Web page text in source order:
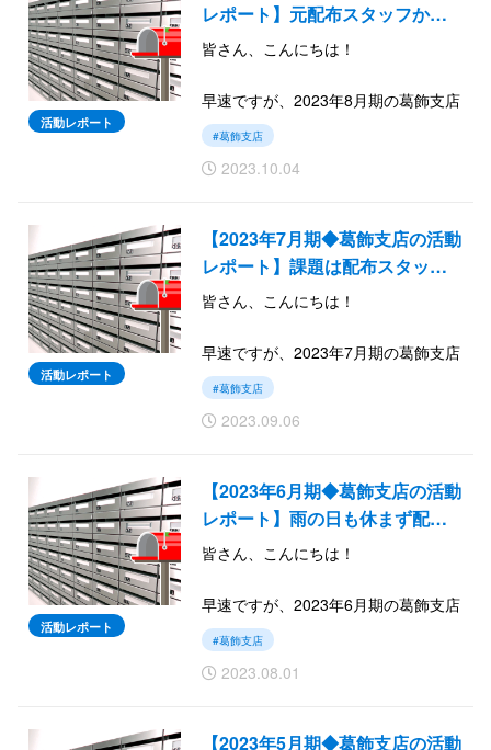
活動レポート
レポート】元配布スタッフか…
皆さん、こんにちは！
早速ですが、2023年8月期の葛飾支店
の活動レポートを報告いたします。
なんと元配布スタッフから復帰の連
絡あり！
#葛飾支店
2023.10.04
活動レポート
【2023年7月期◆葛飾支店の活動
レポート】課題は配布スタッ…
皆さん、こんにちは！
早速ですが、2023年7月期の葛飾支店
の活動レポートを報告いたします。
今月も月間出勤数・月間配布枚数共
に横ばいでしたが、思わぬトラブル
では続きをご覧ください。
#葛飾支店
2023.09.06
活動レポート
【2023年6月期◆葛飾支店の活動
レポート】雨の日も休まず配…
皆さん、こんにちは！
早速ですが、2023年6月期の葛飾支店
の活動レポートを報告いたします。
今月は目標未達ですが…安定した配
布枚数を維持することができまし
#葛飾支店
2023.08.01
【2023年5月期◆葛飾支店の活動